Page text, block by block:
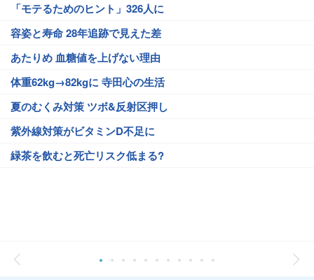
「モテるためのヒント」326人に
容姿と寿命 28年追跡で見えた差
あたりめ 血糖値を上げない理由
体重62kg→82kgに 寺田心の生活
夏のむくみ対策 ツボ&反射区押し
紫外線対策がビタミンD不足に
緑茶を飲むと死亡リスク低まる?